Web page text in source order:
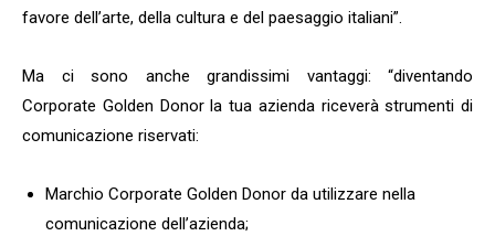
favore dell’arte, della cultura e del paesaggio italiani”.
Ma ci sono anche grandissimi vantaggi: “diventando
Corporate Golden Donor la tua azienda riceverà strumenti di
comunicazione riservati:
Marchio Corporate Golden Donor da utilizzare nella
comunicazione dell’azienda;